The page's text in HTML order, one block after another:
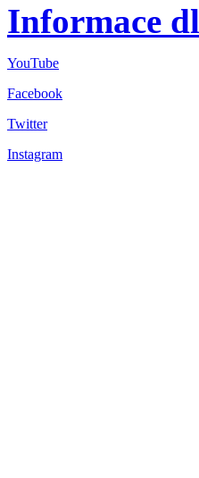
Informace
YouTube
Facebook
Twitter
Instagram